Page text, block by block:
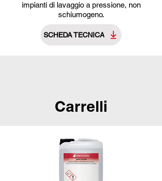
impianti di lavaggio a pressione, non
schiumogeno.
SCHEDA TECNICA
Carrelli